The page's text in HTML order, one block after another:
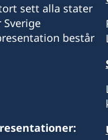
sett alla stater
består